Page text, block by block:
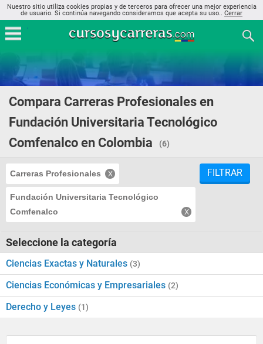
Nuestro sitio utiliza cookies propias y de terceros para ofrecer una mejor experiencia
de usuario. Si continúa navegando consideramos que acepta su uso.. Cerrar
Compara Carreras Profesionales en
Fundación Universitaria Tecnológico
Comfenalco en Colombia
(6)
Carreras Profesionales
Fundación Universitaria Tecnológico
Comfenalco
FILTRAR
Seleccione la categoría
Ciencias Exactas y Naturales (3)
Ciencias Económicas y Empresariales (2)
Derecho y Leyes (1)